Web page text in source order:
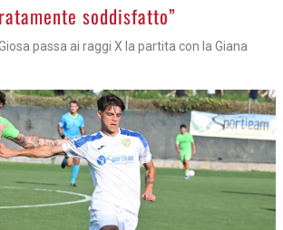
soddisfatto”
passa ai raggi X la partita con la Giana